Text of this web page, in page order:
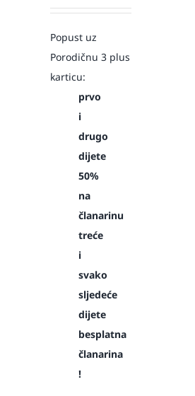
Popust uz
Porodičnu 3 plus
karticu:
prvo
i
drugo
dijete
50%
na
članarinu
treće
i
svako
sljedeće
dijete
besplatna
članarina
!